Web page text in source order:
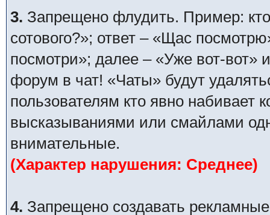
3. Запрещено флудить. Пример:
сотового?»; ответ – «Щас
посмотри»; далее – «Уже вот-вот»
форум в чат! «Чаты» будут
пользователям кто явно набивает
высказываниями или смайлами
внимательные.
(Характер нарушения: Среднее)
4. Запрещено создавать